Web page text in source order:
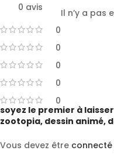
0 avis
0
0
0
0
0
Il n’y a pas
soyez le premier à
zootopia, dessin animé,
Vous devez être connecté